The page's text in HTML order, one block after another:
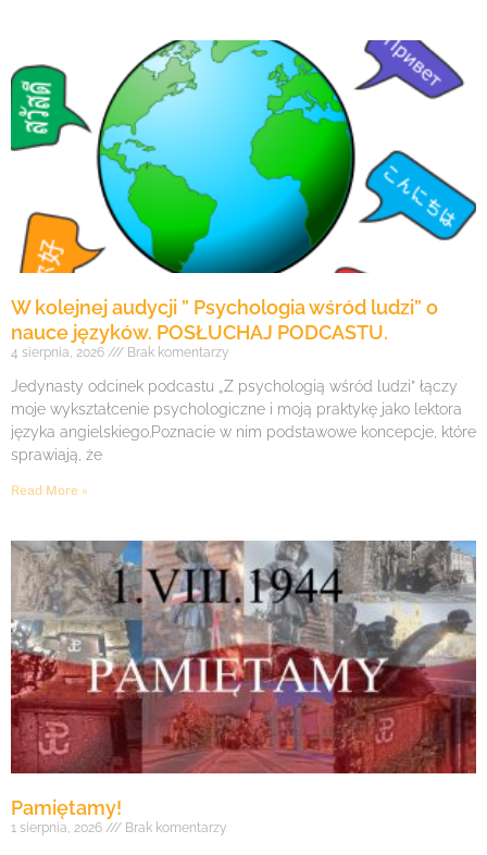
W kolejnej audycji ” Psychologia wśród ludzi” o
nauce języków. POSŁUCHAJ PODCASTU.
4 sierpnia, 2026 Brak komentarzy
Jedynasty odcinek podcastu „Z psychologią wśród ludzi” łączy
moje wykształcenie psychologiczne i moją praktykę jako lektora
języka angielskiego.Poznacie w nim podstawowe koncepcje, które
sprawiają, że
Read More »
Pamiętamy!
1 sierpnia, 2026 Brak komentarzy